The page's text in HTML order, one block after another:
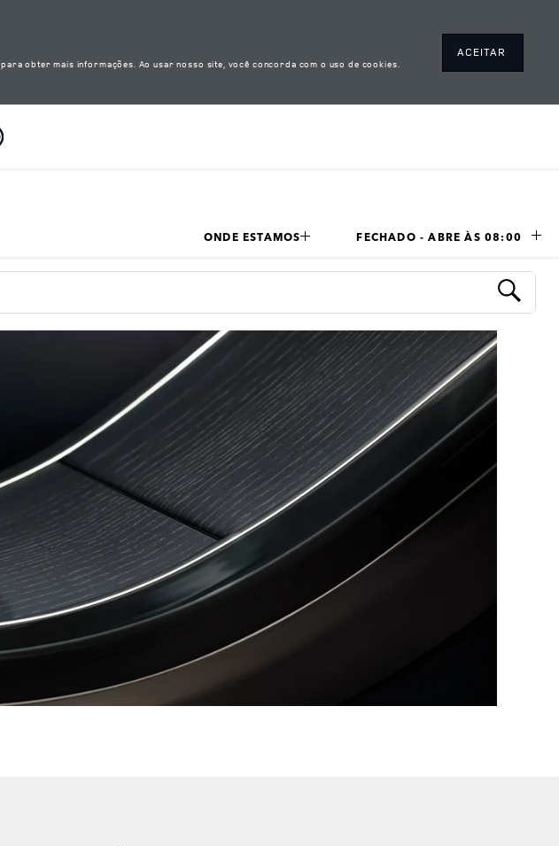
para obter mais informações. Ao usar nosso site, você concorda com o uso de cookies.
ACEITAR
FECHADO - ABRE ÀS 08:00
ONDE ESTAMOS
Submit